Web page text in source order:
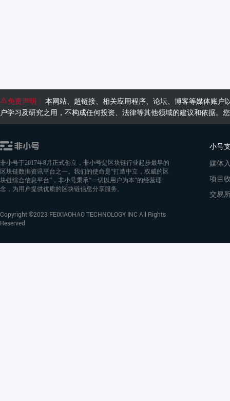
免责声明： 本网站、超链接、相关应用程序、论坛、博客等媒体账
户学习及研究之用，不构成任何投资、法律等其他领域的建议和依据
非小号于2017年8月正式创立，非小号是区块链行业起步最早的
区块链数据资讯平台之一。我们的使命是“打造中立，权威的区
块链综合信息平台”，非小号秉承“一切以用户为本”的经营理
念，为用户提供优质的区块链信息分享服务。
Copyright ©2023 FEIXIAOHAO TECHNOLOGY INC All Rights
Reserved
小号
媒体
项目
交易